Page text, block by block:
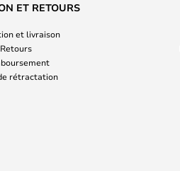
ET RETOURS
et livraison
Retours
rétractation